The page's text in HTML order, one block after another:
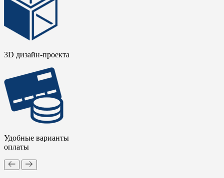
3D дизайн-проекта
Удобные варианты
оплаты